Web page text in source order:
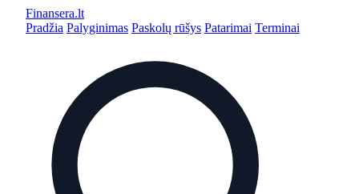
Finansera.lt
Pradžia Palyginimas Paskolų rūšys Patarimai Terminai